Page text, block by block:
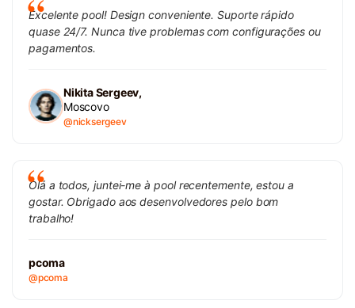
Excelente pool! Design conveniente. Suporte rápido
quase 24/7. Nunca tive problemas com configurações ou
pagamentos.
Nikita Sergeev,
Moscovo
@nicksergeev
Olá a todos, juntei-me à pool recentemente, estou a
gostar. Obrigado aos desenvolvedores pelo bom
trabalho!
pcoma
@pcoma